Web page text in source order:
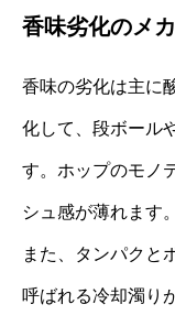
香味劣化のメ
香味の劣化は主に
化して、段ボール
す。ホップのモノ
シュ感が薄れます。
また、タンパクと
呼ばれる冷却濁り